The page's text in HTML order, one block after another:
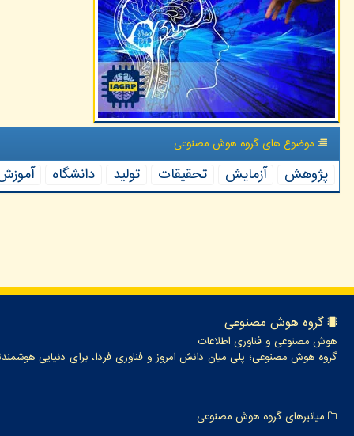
موضوع های گروه هوش مصنوعی
پژوهش آزمایش تحقیقات تولید دانشگاه
گروه هوش مصنوعی
هوش مصنوعی و فناوری اطلاعات
گروه هوش مصنوعی؛ پلی میان دانش امروز و فناوری فردا، برای دنیایی
میانبرهای گروه هوش مصنوعی